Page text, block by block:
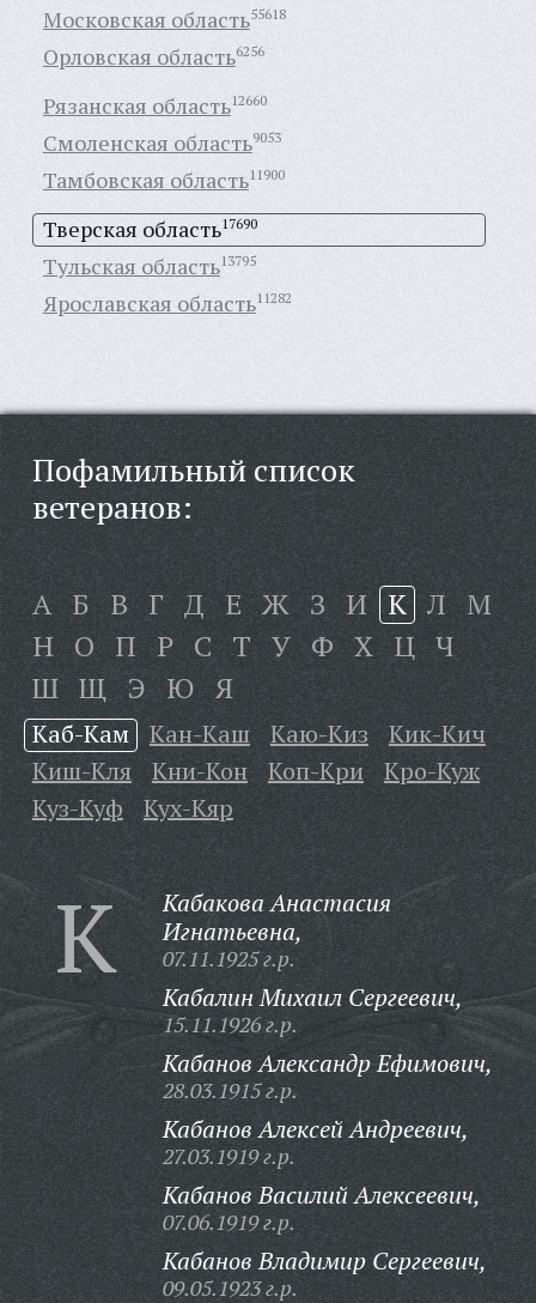
Московская область55618
Орловская область6256
Рязанская область12660
Смоленская область9053
Тамбовская область11900
Тверская область17690
Тульская область13795
Ярославская область11282
Пофамильный список
ветеранов:
А Б В Г Д Е Ж З И К Л М
Н О П Р С Т У Ф Х Ц Ч
Ш Щ Э Ю Я
Каб-Кам Кан-Каш Каю-Киз
Кик-Кич
Киш-Кля
Кни-Кон Коп-Кри
Кро-Куж
Куз-Куф
Кух-Кяр
К
Кабакова Анастасия
Игнатьевна,
07.11.1925 г.р.
Кабалин Михаил Сергеевич,
15.11.1926 г.р.
Кабанов Александр Ефимович,
28.03.1915 г.р.
Кабанов Алексей Андреевич,
27.03.1919 г.р.
Кабанов Василий Алексеевич,
07.06.1919 г.р.
Кабанов Владимир Сергеевич,
09.05.1923 г.р.